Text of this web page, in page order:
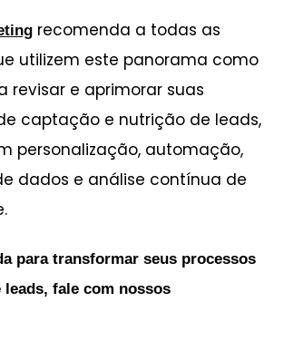
recomenda a todas as
utilizem este panorama como
revisar e aprimorar suas
captação e nutrição de leads,
personalização, automação,
dados e análise contínua de
para transformar seus processos
leads, fale com nossos